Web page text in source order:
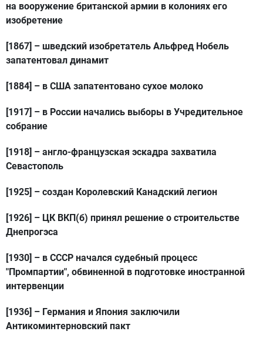
на вооружение британской армии в колониях его
изобретение
[1867] – шведский изобретатель Альфред Нобель
запатентовал динамит
[1884] – в США запатентовано сухое молоко
[1917] – в России начались выборы в Учредительное
собрание
[1918] – англо-французская эскадра захватила
Севастополь
[1925] – создан Королевский Канадский легион
[1926] – ЦК ВКП(б) принял решение о строительстве
Днепрогэса
[1930] – в СССР начался судебный процесс
"Промпартии", обвиненной в подготовке иностранной
интервенции
[1936] – Германия и Япония заключили
Антикоминтерновский пакт